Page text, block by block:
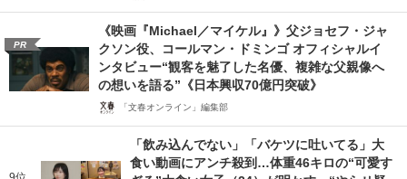
PR
《映画『Michael／マイケル』》父ジョセフ・ジャ
クソン役、コールマン・ドミンゴ オフィシャルイ
ンタビュー“観客を魅了した名優、複雑な父親像へ
の想いを語る”《日本興収70億円突破》
「文春オンライン」編集部
「飲み込んでない」「バケツに吐いてる」大
食い動画にアンチ殺到…体重46キロの“可愛す